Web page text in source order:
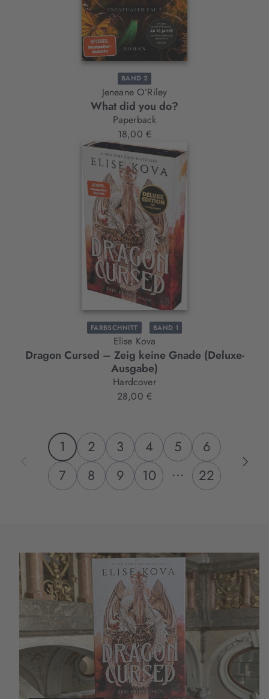
BAND 2
Jeneane O’Riley
What did you do?
Paperback
18,00 €
FARBSCHNITT BAND 1
Elise Kova
Dragon Cursed – Zeig keine Gnade (Deluxe-
Ausgabe)
Hardcover
28,00 €
1 2 3 4 5
6
7
8 9 10 ... 22